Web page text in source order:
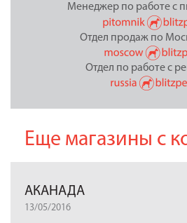
Менеджер по работе с
Отдел продаж по
Отдел по работе с
Еще магазины с
АКАНАДА
13/05/2016